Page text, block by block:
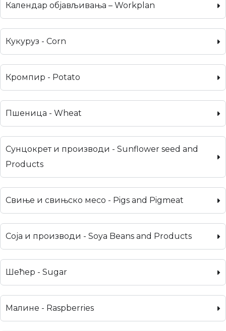
Календар објављивања – Workplan
Кукуруз - Corn
Кромпир - Potato
Пшеница - Wheat
Сунцокрет и производи - Sunflower seed and
Products
Свиње и свињско месо - Pigs and Pigmeat
Соја и производи - Soya Beans and Products
Шећер - Sugar
Малине - Raspberries